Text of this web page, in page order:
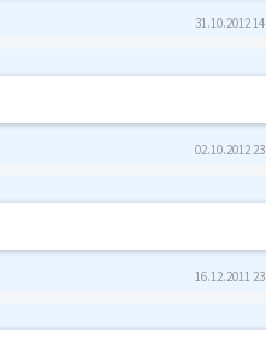
31.10.2012
02.10.2012
16.12.2011